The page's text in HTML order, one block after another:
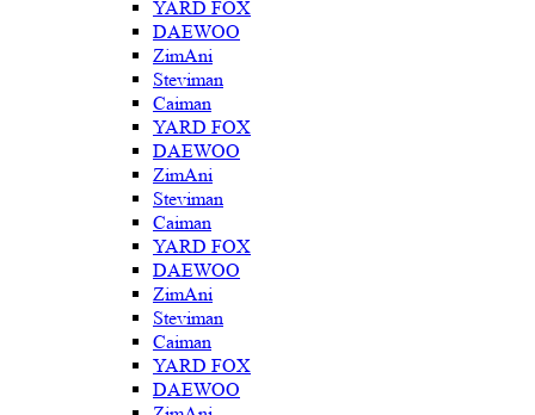
YARD FOX
DAEWOO
ZimAni
Steviman
Caiman
YARD FOX
DAEWOO
ZimAni
Steviman
Caiman
YARD FOX
DAEWOO
ZimAni
Steviman
Caiman
YARD FOX
DAEWOO